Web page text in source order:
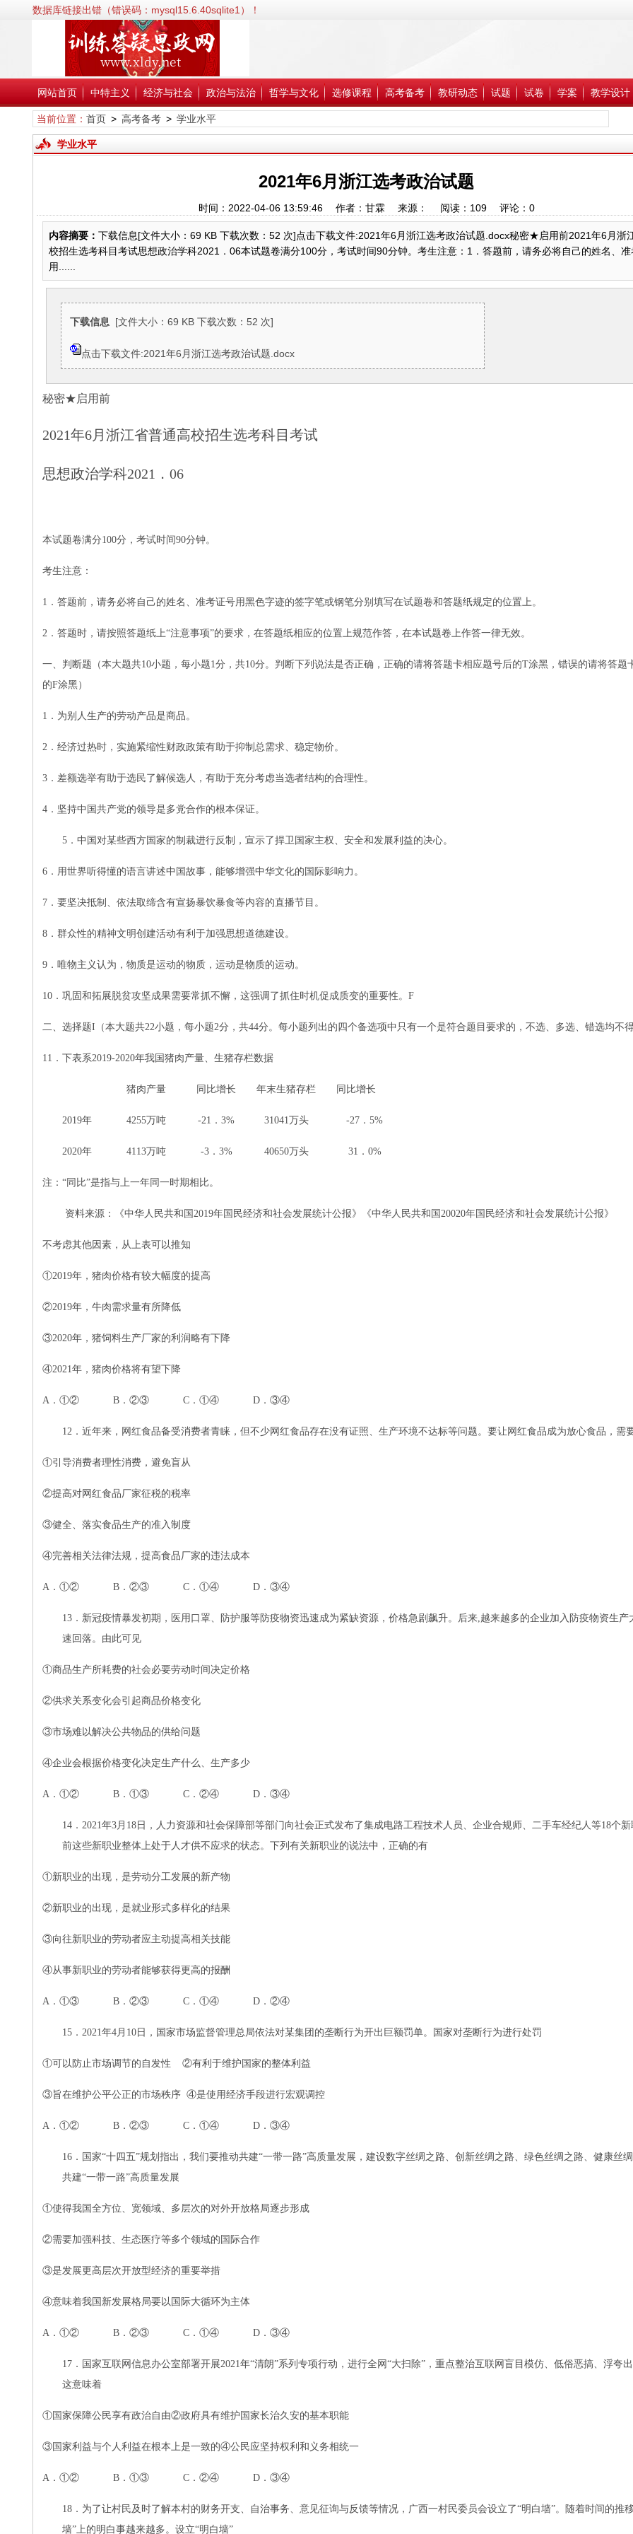
数据库链接出错（错误码：mysql15.6.40sqlite1）！
错误信息:SQLSTATE[HY000] [2002] No such file or directory；
错误代码:2002；
文件:/www/wwwroot/xldy.net/inc/classPdoDb.php；
行号:38；
网站首页 中特主义 经济与社会 政治与法治 哲学与文化 选修课程 高考备考 教研动态 试题 试卷 学案 教学设计
当前位置： 首页> 高考备考> 学业水平
学业水平
2021年6月浙江选考政治试题
时间：2022-04-06 13:59:46 作者：甘霖 来源： 阅读： 109评论： 0
内容摘要： 下载信息[文件大小：69 KB 下载次数：52 次]点击下载文件:2021年6月浙江选考政治试题.docx秘密★启用前2021年6月浙
校招生选考科目考试思想政治学科2021．06本试题卷满分100分，考试时间90分钟。考生注意：1．答题前，请务必将自己的姓名、准
用......
下载信息 [文件大小：69 KB 下载次数：52 次]
点击下载文件:2021年6月浙江选考政治试题.docx
秘密★启用前
2021年6月浙江省普通高校招生选考科目考试
思想政治学科2021．06
本试题卷满分100分，考试时间90分钟。
考生注意：
1 ．答题前，请务必将自己的姓名、准考证号用黑色字迹的签字笔或钢笔分别填写在试题卷和答题纸规定的位置上。
2．答题时，请按照答题纸上“注意事项”的要求，在答题纸相应的位置上规范作答，在本试题卷上作答一律无效。
一、判断题（本大题共10小题，每小题1分，共10分。判断下列说法是否正确，正确的请将答题卡相应题号后的T涂黑，错误的请将答题
的F涂黑）
1 ．为别人生产的劳动产品是商品。
2．经济过热时，实施紧缩性财政政策有助于抑制总需求、稳定物价。
3．差额选举有助于选民了解候选人，有助于充分考虑当选者结构的合理性。
4．坚持中国共产党的领导是多党合作的根本保证。
5．中国对某些西方国家的制裁进行反制，宣示了捍卫国家主权、安全和发展利益的决心。
6．用世界听得懂的语言讲述中国故事，能够增强中华文化的国际影响力。
7．要坚决抵制、依法取缔含有宣扬暴饮暴食等内容的直播节目。
8．群众性的精神文明创建活动有利于加强思想道德建设。
9．唯物主义认为，物质是运动的物质，运动是物质的运动。
10．巩固和拓展脱贫攻坚成果需要常抓不懈，这强调了抓住时机促成质变的重要性。 F
二、选择题I（本大题共22小题，每小题2分，共44分。每小题列出的四个备选项中只有一个是符合题目要求的，不选、多选、错选均不
11．下表系2019-2020年我国猪肉产量、生猪存栏数据
猪肉产量 同比增长 年末生猪存栏 同比增长
2019年 4255万吨 -21．3% 31041万头 -27．5%
2020年 4113万吨 -3．3% 40650万头 31．0%
注： “同比”是指与上一年同一时期相比。
资料来源：《中华人民共和国 2019年国民经济和社会发展统计公报》《中华人民共和国20020年国民经济和社会发展统计公报》
不考虑其他因素，从上表可以推知
①2019年，猪肉价格有较大幅度的提高
②2019年，牛肉需求量有所降低
③2020年，猪饲料生产厂家的利润略有下降
④2021年，猪肉价格将有望下降
A． ①② B．②③ C．①④ D．③④
12．近年来，网红食品备受消费者青睐，但不少网红食品存在没有证照、生产环境不达标等问题。要让网红食品成为放心食品，需
①引导消费者理性消费，避免盲从
②提高对网红食品厂家征税的税率
③健全、落实食品生产的准入制度
④完善相关法律法规，提高食品厂家的违法成本
A．①② B．②③ C．①④ D．③④
13．新冠疫情暴发初期，医用口罩、防护服等防疫物资迅速成为紧缺资源，价格急剧飙升。后来,越来越多的企业加入防疫物资生产
速回落。由此可见
①商品生产所耗费的社会必要劳动时间决定价格
②供求关系变化会引起商品价格变化
③市场难以解决公共物品的供给问题
④企业会根据价格变化决定生产什么、生产多少
A．①② B．①③ C．②④ D．③④
14．2021年3月18日，人力资源和社会保障部等部门向社会正式发布了集成电路工程技术人员、企业合规师、二手车经纪人等18个
前这些新职业整体上处于人才供不应求的状态。下列有关新职业的说法中，正确的有
①新职业的出现，是劳动分工发展的新产物
②新职业的出现，是就业形式多样化的结果
③向往新职业的劳动者应主动提高相关技能
④从事新职业的劳动者能够获得更高的报酬
A．①③ B．②③ C．①④ D．②④
15．2021年4月10日，国家市场监督管理总局依法对某集团的垄断行为开出巨额罚单。国家对垄断行为进行处罚
①可以防止市场调节的自发性 ②有利于维护国家的整体利益
③旨在维护公平公正的市场秩序 ④是使用经济手段进行宏观调控
A．①② B．②③ C．①④ D．③④
16．国家“十四五”规划指出，我们要推动共建“一带一路”高质量发展，建设数字丝绸之路、创新丝绸之路、绿色丝绸之路、健康丝
共建“一带一路”高质量发展
①使得我国全方位、宽领域、多层次的对外开放格局逐步形成
②需要加强科技、生态医疗等多个领域的国际合作
③是发展更高层次开放型经济的重要举措
④意味着我国新发展格局要以国际大循环为主体
A．①② B．②③ C．①④ D．③④
17．国家互联网信息办公室部署开展2021年“清朗”系列专项行动，进行全网“大扫除”，重点整治互联网盲目模仿、低俗恶搞、浮夸
这意味着
①国家保障公民享有政治自由②政府具有维护国家长治久安的基本职能
③国家利益与个人利益在根本上是一致的④公民应坚持权利和义务相统一
A．①② B．①③ C．②④ D．③④
18．为了让村民及时了解本村的财务开支、自治事务、意见征询与反馈等情况，广西一村民委员会设立了“明白墙”。随着时间的推
墙”上的明白事越来越多。设立“明白墙”